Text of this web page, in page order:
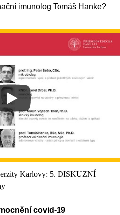
imunolog Tomáš Hanke?
Karlovy: 5. DISKUZNÍ
covid-19